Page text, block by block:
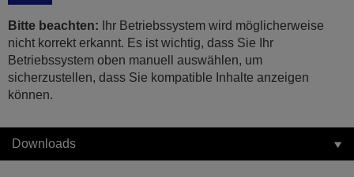
Bitte beachten: Ihr Betriebssystem wird möglicherweise
nicht korrekt erkannt. Es ist wichtig, dass Sie Ihr
Betriebssystem oben manuell auswählen, um
sicherzustellen, dass Sie kompatible Inhalte anzeigen
können.
Downloads